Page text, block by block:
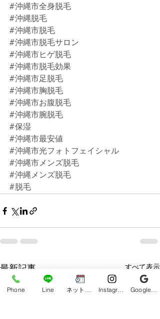
#沖縄市全身脱毛
#沖縄脱毛
#沖縄市脱毛
#沖縄市脱毛サロン
#沖縄市ヒゲ脱毛
#沖縄市脱毛効果
#沖縄市足脱毛
#沖縄市胸脱毛
#沖縄市お腹脱毛
#沖縄市腕脱毛
#保湿
#沖縄市最安値
#沖縄市光フォトフェイシャル
#沖縄市メンズ脱毛
#沖縄メンズ脱毛
#脱毛
最新記事 すべて表示
Phone Line